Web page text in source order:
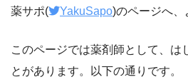
薬サポ( YakuSapo)のページへ、
このページでは薬剤師として、は
とがあります。以下の通りです。